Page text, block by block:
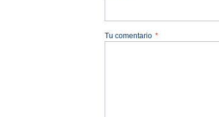
Tu comentario *